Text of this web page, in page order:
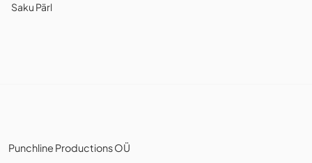
Saku Pärl
Punchline Productions OÜ